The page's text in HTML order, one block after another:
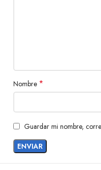
Nombre *
Guardar mi nombre,